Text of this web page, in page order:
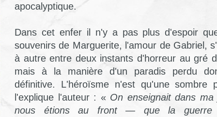
apocalyptique.
Dans cet enfer il n'y a pas plus d'espoir
souvenirs de Marguerite, l'amour de Gabriel,
à autre entre deux instants d'horreur au gré
mais à la manière d'un paradis perdu
définitive. L'héroïsme n'est qu'une sombre
l'explique l'auteur : « On enseignait dans
nous étions au front — que la guerre